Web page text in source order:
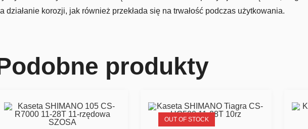
działanie korozji, jak również przekłada się na trwałość podczas użytkowania.
produkty
OUT OF STOCK